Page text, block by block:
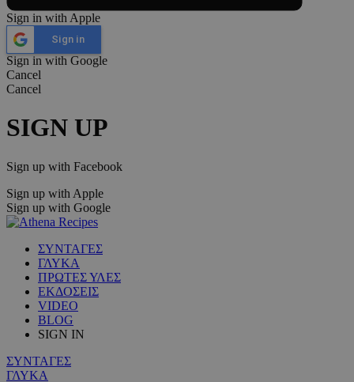
Sign in with Apple
Sign in
Sign in with Google
Cancel
Cancel
SIGN UP
Sign up with Facebook
Sign up with Apple
Sign up with Google
ΣΥΝΤΑΓΕΣ
ΓΛΥΚΑ
ΠΡΩΤΕΣ ΥΛΕΣ
ΕΚΔΟΣΕΙΣ
VIDEO
BLOG
SIGN IN
ΣΥΝΤΑΓΕΣ
ΓΛΥΚΑ